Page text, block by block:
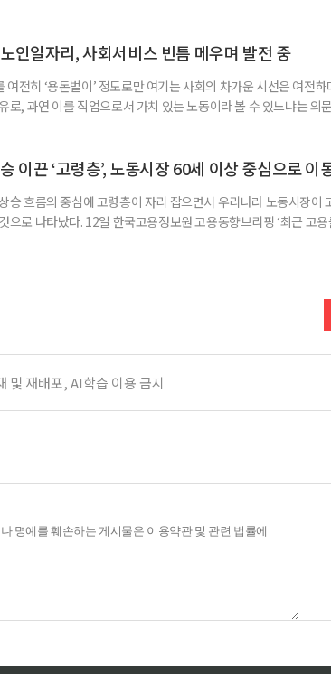
점 및 주점업은 4만1000명 증가했다. 반면
인일자리, 사회서비스 빈틈 메우며 발전 중
여전히 ‘용돈벌이’ 정도로만 여기는 사회의 차가운 시선은 여전
로, 과연 이를 직업으로서 가치 있는 노동이라 볼 수 있느냐는 의
이었고, 참여 후 삶의 변화 수준은 4.05점으로 긍정적인 결과를 보
이끈 ‘고령층’, 노동시장 60세 이상 중심으로 이
승 흐름의 중심에 고령층이 자리 잡으면서 우리나라 노동시장이
으로 나타났다. 12일 한국고용정보원 고용동향브리핑 ‘최근 고
재배포, AI학습 이용 금지